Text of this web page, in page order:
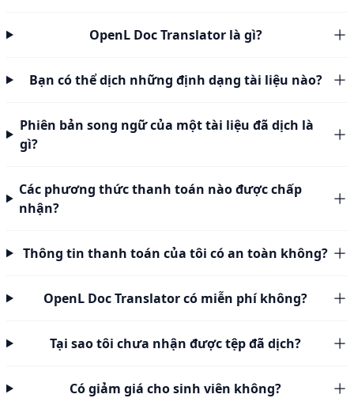
OpenL Doc Translator là gì?
Bạn có thể dịch những định dạng tài liệu nào?
Phiên bản song ngữ của một tài liệu đã dịch là
gì?
Các phương thức thanh toán nào được chấp
nhận?
Thông tin thanh toán của tôi có an toàn không?
OpenL Doc Translator có miễn phí không?
Tại sao tôi chưa nhận được tệp đã dịch?
Có giảm giá cho sinh viên không?